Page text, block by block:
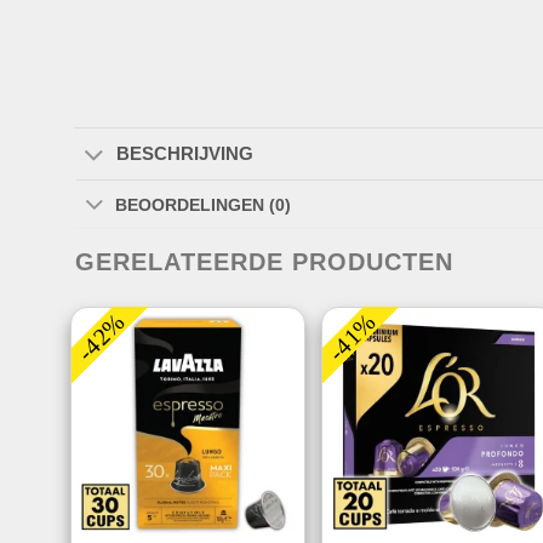
BESCHRIJVING
BEOORDELINGEN (0)
GERELATEERDE PRODUCTEN
-42% -41%